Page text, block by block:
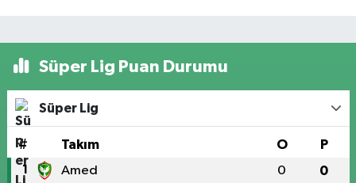
Süper Lig Puan Durumu
Süper Lig
# Takım O P
1 Amed 0 0